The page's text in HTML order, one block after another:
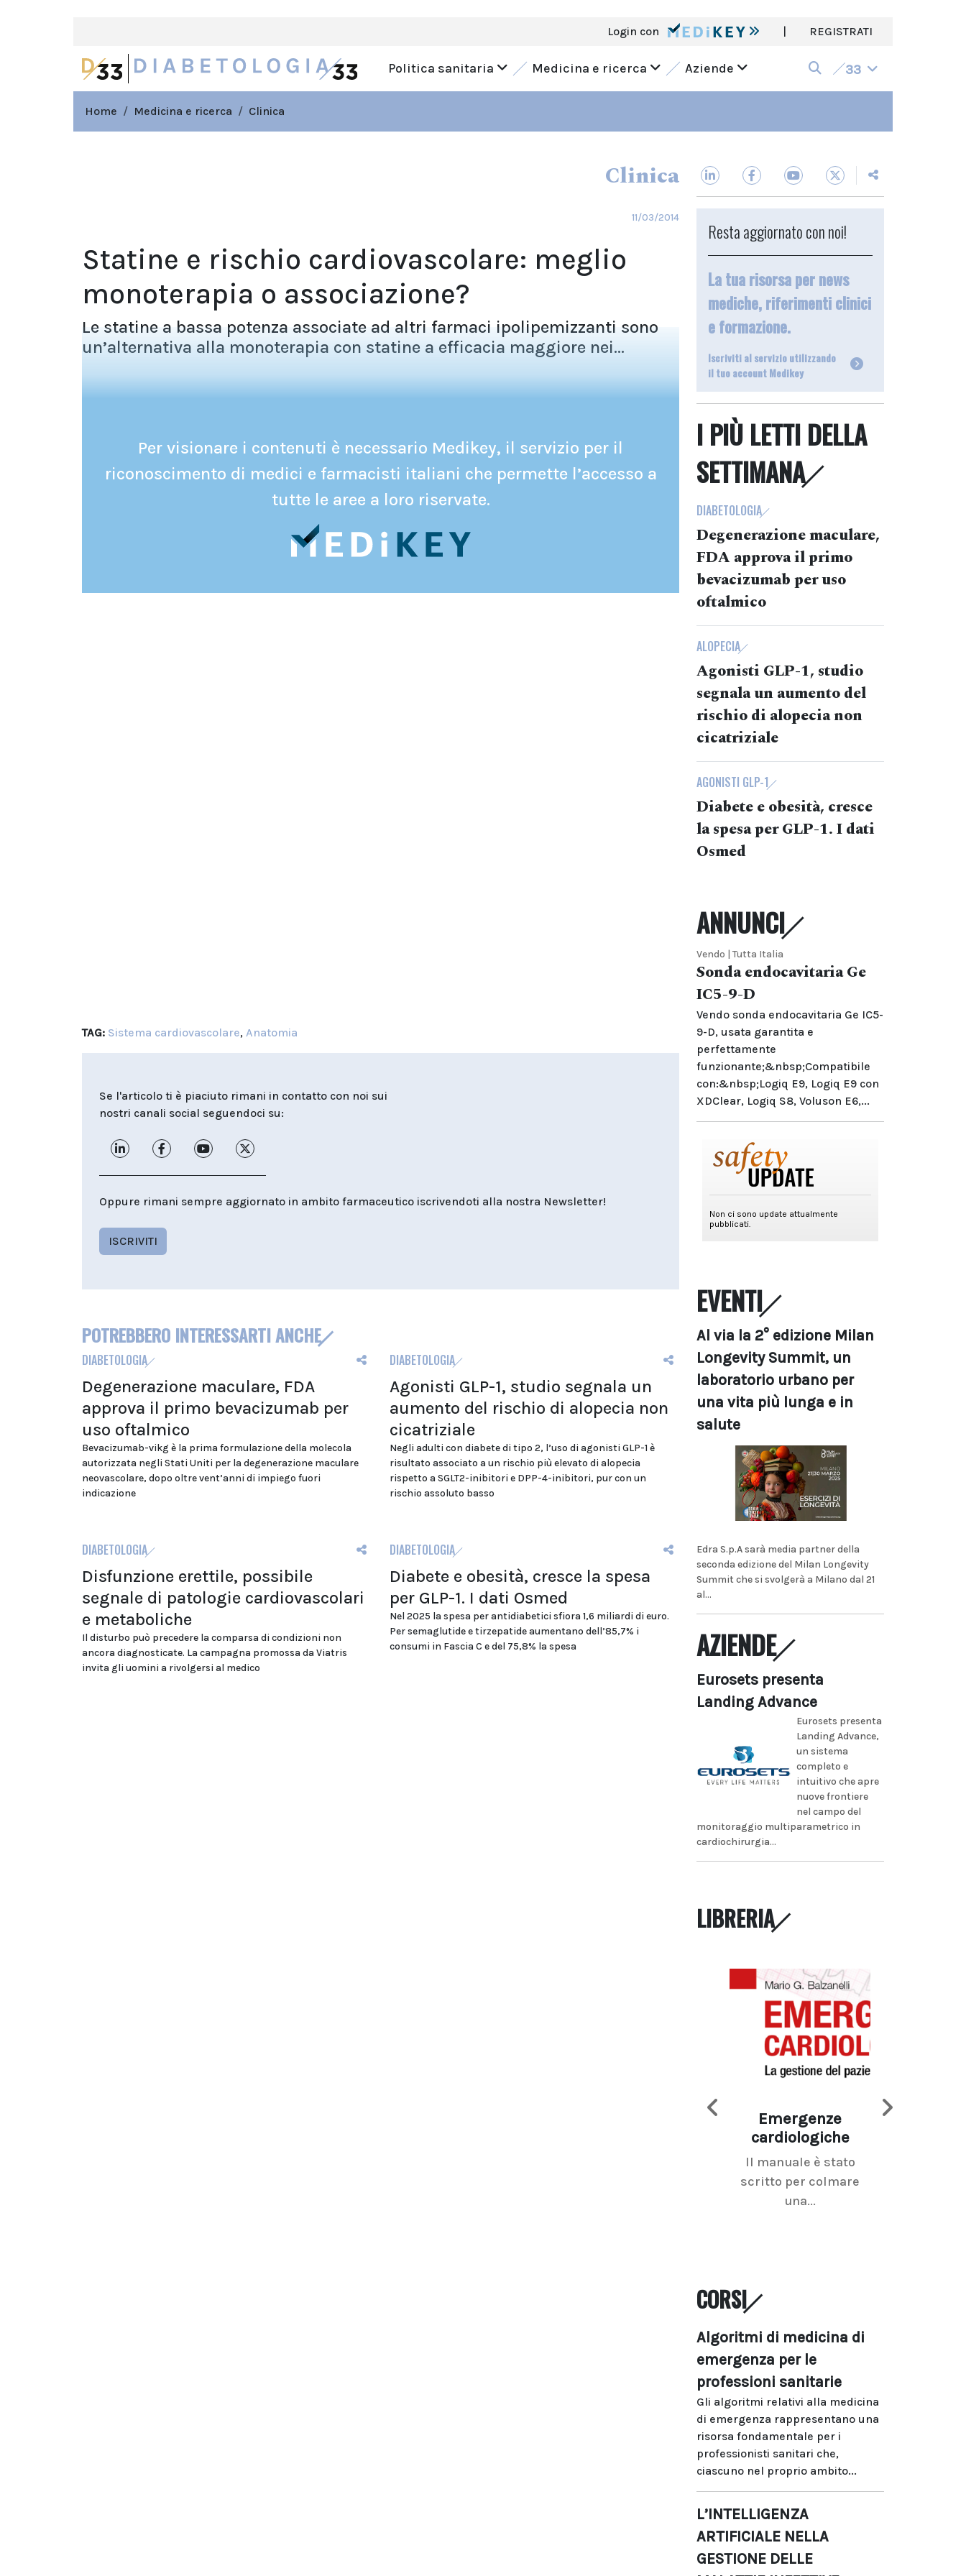
Login con | REGISTRATI
Politica sanitaria Medicina e ricerca Aziende 33
Home Medicina e ricerca Clinica
Clinica
11/03/2014
Statine e rischio cardiovascolare: meglio
monoterapia o associazione?
Le statine a bassa potenza associate ad altri farmaci ipolipemizzanti sono
un’alternativa alla monoterapia con statine a efficacia maggiore nei...
Per visionare i contenuti è necessario Medikey, il servizio per il
riconoscimento di medici e farmacisti italiani che permette l’accesso a
tutte le aree a loro riservate.
TAG: Sistema cardiovascolare, Anatomia
Se l'articolo ti è piaciuto rimani in contatto con noi sui
nostri canali social seguendoci su:
Oppure rimani sempre aggiornato in ambito farmaceutico iscrivendoti alla nostra Newsletter!
ISCRIVITI
POTREBBERO INTERESSARTI ANCHE
DIABETOLOGIA
Degenerazione maculare, FDA
approva il primo bevacizumab per
uso oftalmico
Bevacizumab-vikg è la prima formulazione della molecola
autorizzata negli Stati Uniti per la degenerazione maculare
neovascolare, dopo oltre vent’anni di impiego fuori
indicazione
DIABETOLOGIA
Agonisti GLP-1, studio segnala un
aumento del rischio di alopecia non
cicatriziale
Negli adulti con diabete di tipo 2, l’uso di agonisti GLP-1 è
risultato associato a un rischio più elevato di alopecia
rispetto a SGLT2-inibitori e DPP-4-inibitori, pur con un
rischio assoluto basso
DIABETOLOGIA
Disfunzione erettile, possibile
segnale di patologie cardiovascolari
e metaboliche
Il disturbo può precedere la comparsa di condizioni non
ancora diagnosticate. La campagna promossa da Viatris
invita gli uomini a rivolgersi al medico
DIABETOLOGIA
Diabete e obesità, cresce la spesa
per GLP-1. I dati Osmed
Nel 2025 la spesa per antidiabetici sfiora 1,6 miliardi di euro.
Per semaglutide e tirzepatide aumentano dell’85,7% i
consumi in Fascia C e del 75,8% la spesa
Resta aggiornato con noi!
La tua risorsa per news
mediche, riferimenti clinici
e formazione.
Iscriviti al servizio utilizzando
il tuo account Medikey
I PIÙ LETTI DELLA
SETTIMANA
DIABETOLOGIA
Degenerazione maculare,
FDA approva il primo
bevacizumab per uso
oftalmico
ALOPECIA
Agonisti GLP-1, studio
segnala un aumento del
rischio di alopecia non
cicatriziale
AGONISTI GLP-1
Diabete e obesità, cresce
la spesa per GLP-1. I dati
Osmed
ANNUNCI
Vendo | Tutta Italia
Sonda endocavitaria Ge
IC5-9-D
Vendo sonda endocavitaria Ge IC5-
9-D, usata garantita e
perfettamente
funzionante;&nbsp;Compatibile
con:&nbsp;Logiq E9, Logiq E9 con
XDClear, Logiq S8, Voluson E6,...
EVENTI
Al via la 2° edizione Milan
Longevity Summit, un
laboratorio urbano per
una vita più lunga e in
salute
Edra S.p.A sarà media partner della
seconda edizione del Milan Longevity
Summit che si svolgerà a Milano dal 21
al...
AZIENDE
Eurosets presenta
Landing Advance
Eurosets presenta
Landing Advance,
un sistema
completo e
intuitivo che apre
nuove frontiere
nel campo del
monitoraggio multiparametrico in
cardiochirurgia...
LIBRERIA
Emergenze
cardiologiche
Il manuale è stato
scritto per colmare
una...
CORSI
Algoritmi di medicina di
emergenza per le
professioni sanitarie
Gli algoritmi relativi alla medicina
di emergenza rappresentano una
risorsa fondamentale per i
professionisti sanitari che,
ciascuno nel proprio ambito...
L’INTELLIGENZA
ARTIFICIALE NELLA
GESTIONE DELLE